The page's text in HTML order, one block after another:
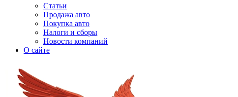
Статьи
Продажа авто
Покупка авто
Налоги и сборы
Новости компаний
О сайте